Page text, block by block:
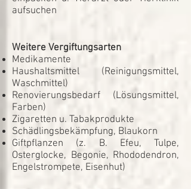
aufsuchen
Weitere Vergiftungsarten
Medikamente
Haushaltsmittel (Reinigungsmittel,
Waschmittel)
Renovierungsbedarf (Lösungsmittel,
Farben)
Zigaretten u. Tabakprodukte
Schädlingsbekämpfung, Blaukorn
Giftpflanzen (z. B. Efeu, Tulpe,
Osterglocke, Begonie, Rhododendron,
Engelstrompete, Eisenhut)